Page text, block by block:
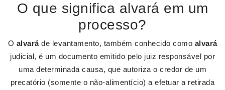
O que significa alvará em um
processo?
O alvaráde levantamento, também conhecido como alvará
judicial, é um documento emitido pelo juiz responsável por
uma determinada causa, que autoriza o credor de um
precatório (somente o não-alimentício) a efetuar a retirada